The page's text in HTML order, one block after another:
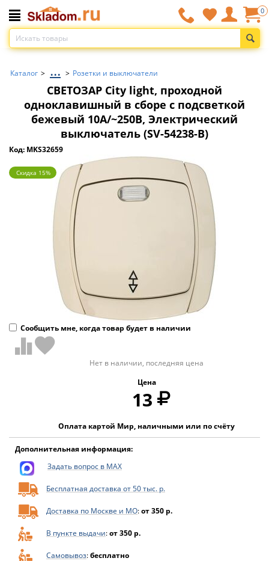
0
Каталог > ... > Розетки и выключатели
СВЕТОЗАР City light, проходной
одноклавишный в сборе с подсветкой
бежевый 10А/~250В, Электрический
выключатель (SV-54238-B)
Код: MKS32659
Скидка 15%
Сообщить мне, когда товар будет в наличии
Нет в наличии, последняя цена
Цена
13
Оплата картой Мир, наличными или по счёту
Дополнительная информация:
Задать вопрос в MAX
Бесплатная доставка от 50 тыс. р.
Доставка по Москве и МО:от 350 р.
В пункте выдачи:от 350 р.
Самовывоз:бесплатно